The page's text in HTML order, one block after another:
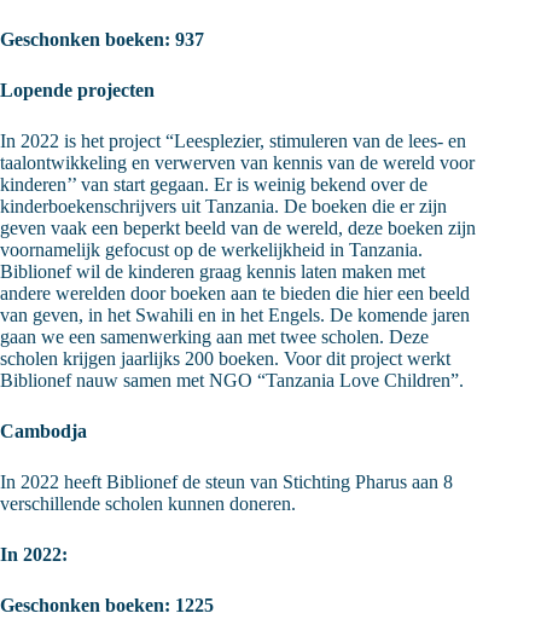
Geschonken boeken: 937
Lopende projecten
In 2022 is het project “Leesplezier, stimuleren van de lees- en
taalontwikkeling en verwerven van kennis van de wereld voor
kinderen’’ van start gegaan. Er is weinig bekend over de
kinderboekenschrijvers uit Tanzania. De boeken die er zijn
geven vaak een beperkt beeld van de wereld, deze boeken zijn
voornamelijk gefocust op de werkelijkheid in Tanzania.
Biblionef wil de kinderen graag kennis laten maken met
andere werelden door boeken aan te bieden die hier een beeld
van geven, in het Swahili en in het Engels. De komende jaren
gaan we een samenwerking aan met twee scholen. Deze
scholen krijgen jaarlijks 200 boeken. Voor dit project werkt
Biblionef nauw samen met NGO “Tanzania Love Children”.
Cambodja
In 2022 heeft Biblionef de steun van Stichting Pharus aan 8
verschillende scholen kunnen doneren.
In 2022:
Geschonken boeken: 1225